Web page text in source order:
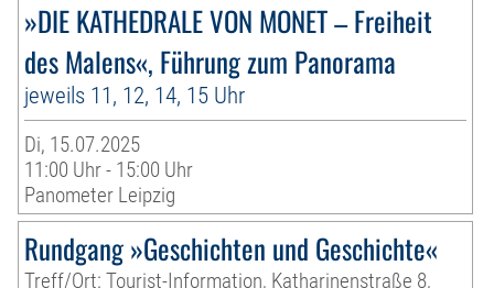
»DIE KATHEDRALE VON MONET – Freiheit
des Malens«, Führung zum Panorama
jeweils 11, 12, 14, 15 Uhr
Di, 15.07.2025
11:00 Uhr - 15:00 Uhr
Panometer Leipzig
Rundgang »Geschichten und Geschichte«
Treff/Ort: Tourist-Information, Katharinenstraße 8,